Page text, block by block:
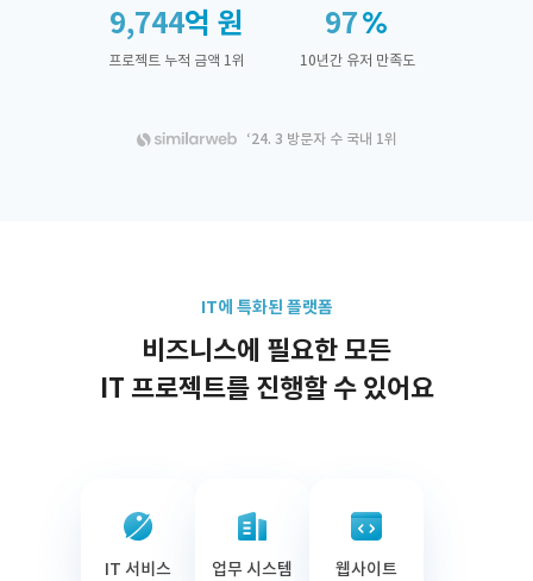
9,744억 원
프로젝트 누적 금액 1위
97
10년간 유저 만족도
‘24. 3 방문자 수 국내 1위
IT에 특화된 플랫폼
비즈니스에 필요한 모든
IT 프로젝트를 진행할 수 있어요
IT 서비스 업무 시스템 웹사이트